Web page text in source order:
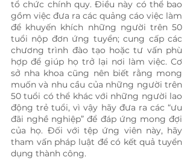
tổ chức chính quy. Điều này có thể bao
gồm việc đưa ra các quảng cáo việc làm
để khuyến khích những người trên 50
tuổi nộp đơn ứng tuyển; cung cấp các
chương trình đào tạo hoặc tư vấn phù
hợp để giúp họ trở lại nơi làm việc. Cơ
sở nha khoa cũng nên biết rằng mong
muốn và nhu cầu của những người trên
50 tuổi có thể khác với những người lao
động trẻ tuổi, vì vậy hãy đưa ra các “ưu
đãi nghề nghiệp” để đáp ứng mong đợi
của họ. Đối với tệp ứng viên này, hãy
tham vấn pháp luật để có kết quả tuyển
dụng thành công.